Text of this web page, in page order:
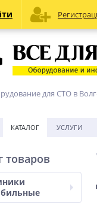
для СТО в
КАТАЛОГ УСЛУГИ
товаров